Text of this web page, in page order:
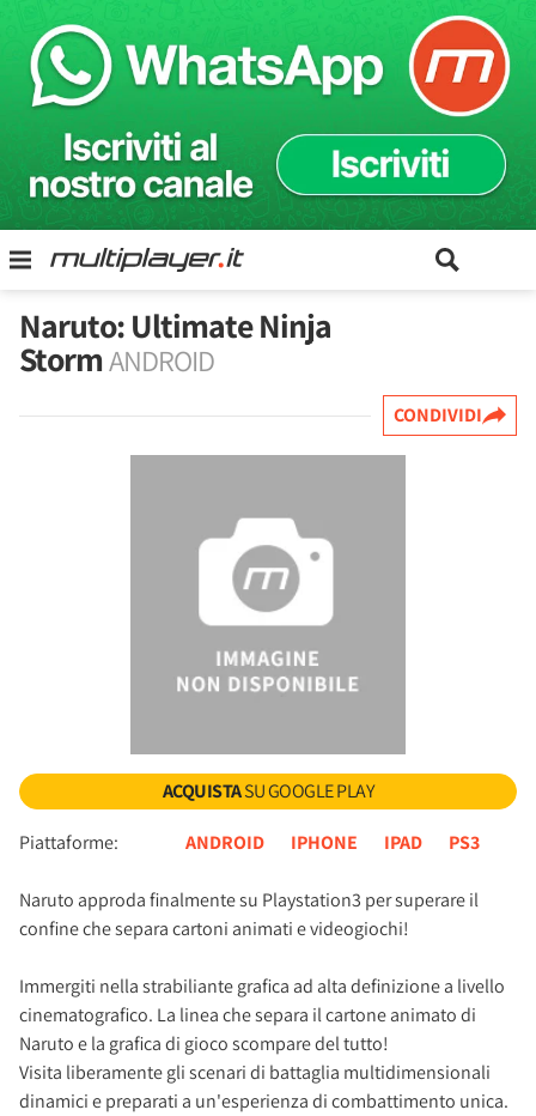
Naruto: Ultimate Ninja
StormANDROID
CONDIVIDI
ACQUISTASU GOOGLE PLAY
Piattaforme: ANDROID IPHONE IPAD PS3
Naruto approda finalmente su Playstation3 per superare il
confine che separa cartoni animati e videogiochi!
Immergiti nella strabiliante grafica ad alta definizione a livello
cinematografico. La linea che separa il cartone animato di
Naruto e la grafica di gioco scompare del tutto!
Visita liberamente gli scenari di battaglia multidimensionali
dinamici e preparati a un'esperienza di combattimento unica.